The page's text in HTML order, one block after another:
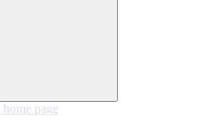
home page